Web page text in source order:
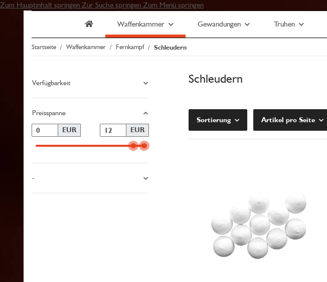
Zum Hauptinhalt springen Zur Suche springen Zum Menü springen
Waffenkammer Gewandungen Truhen
Startseite Waffenkammer Fernkampf Schleudern
Schleudern
Sortierung Artikel pro Seite
Verfügbarkeit
Preisspanne
EUR EUR
-